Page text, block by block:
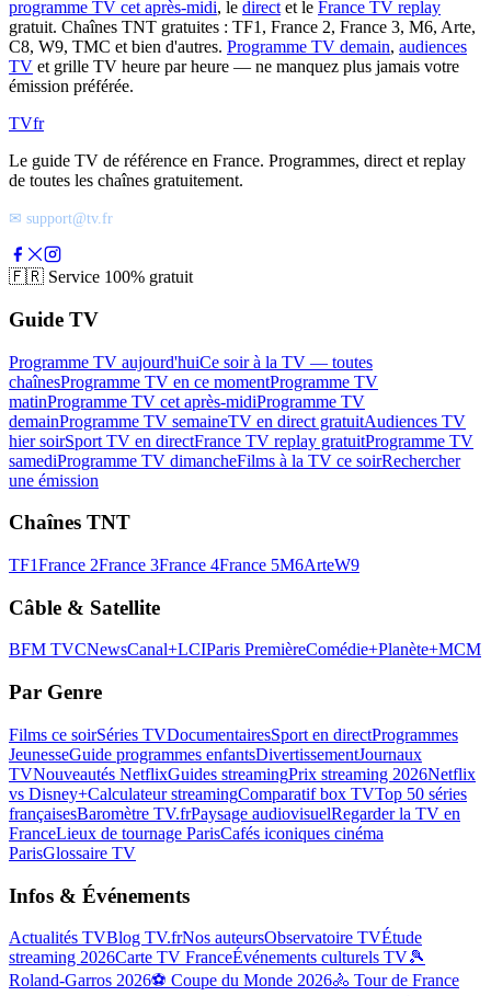
programme TV cet après-midi, le direct et le France TV replay
gratuit. Chaînes TNT gratuites : TF1, France 2, France 3, M6, Arte,
C8, W9, TMC et bien d'autres. Programme TV demain, audiences
TV et grille TV heure par heure — ne manquez plus jamais votre
émission préférée.
TVfr
Le guide TV de référence en France. Programmes, direct et replay
de toutes les chaînes gratuitement.
✉ support@tv.fr
🇫🇷 Service 100% gratuit
Guide TV
Programme TV aujourd'huiCe soir à la TV — toutes
chaînesProgramme TV en ce momentProgramme TV
matinProgramme TV cet après-midiProgramme TV
demainProgramme TV semaineTV en direct gratuitAudiences TV
hier soirSport TV en directFrance TV replay gratuitProgramme TV
samediProgramme TV dimancheFilms à la TV ce soirRechercher
une émission
Chaînes TNT
TF1France 2France 3France 4France 5M6ArteW9
Câble & Satellite
BFM TVCNewsCanal+LCIParis PremièreComédie+Planète+MCM
Par Genre
Films ce soirSéries TVDocumentairesSport en directProgrammes
JeunesseGuide programmes enfantsDivertissementJournaux
TVNouveautés NetflixGuides streamingPrix streaming 2026Netflix
vs Disney+Calculateur streamingComparatif box TVTop 50 séries
françaisesBaromètre TV.frPaysage audiovisuelRegarder la TV en
FranceLieux de tournage ParisCafés iconiques cinéma
ParisGlossaire TV
Infos & Événements
Actualités TVBlog TV.frNos auteursObservatoire TVÉtude
streaming 2026Carte TV FranceÉvénements culturels TV🎾
Roland-Garros 2026⚽ Coupe du Monde 2026🚴 Tour de France